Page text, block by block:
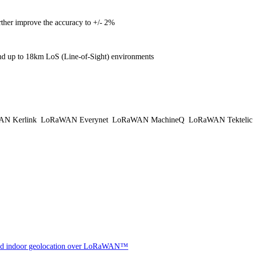
improve the accuracy to +/- 2%
up to 18km LoS (Line-of-Sight) environments
Kerlink LoRaWAN Everynet LoRaWAN MachineQ LoRaWAN Tektelic
indoor geolocation over LoRaWAN™